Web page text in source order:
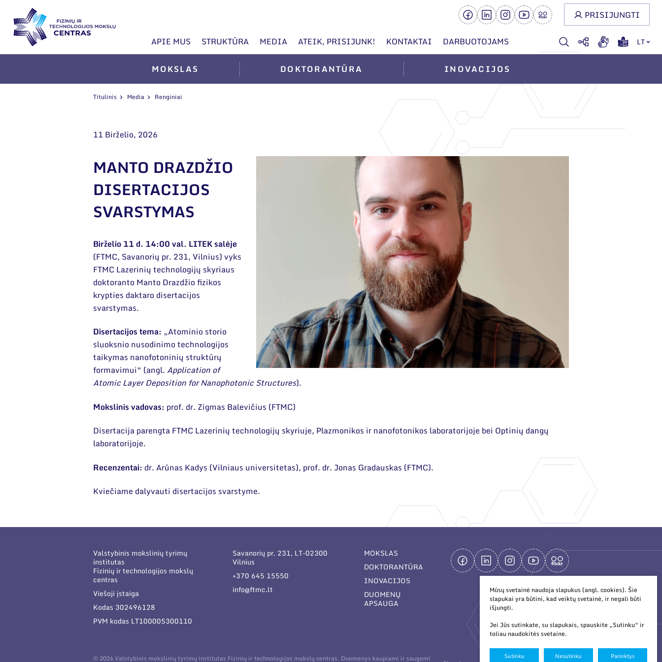
APIE MUS STRUKTŪRA MEDIA ATEIK, PRISIJUNK! KONTAKTAI DARBUOTOJAMS LT
PRISIJUNGTI
MOKSLAS DOKTORANTŪRA INOVACIJOS
Titulinis Media Renginiai
11 Birželio, 2026
MANTO DRAZDŽIO
DISERTACIJOS
SVARSTYMAS
Birželio 11 d. 14:00 val. LITEK salėje
(FTMC, Savanorių pr. 231, Vilnius) vyks
FTMC Lazerinių technologijų skyriaus
doktoranto Manto Drazdžio fizikos
krypties daktaro disertacijos
svarstymas.
Disertacijos tema: „Atominio storio
sluoksnio nusodinimo technologijos
taikymas nanofotoninių struktūrų
formavimui“ (angl. Application of
Atomic Layer Deposition for Nanophotonic Structures).
Mokslinis vadovas: prof. dr. Zigmas Balevičius (FTMC)
Disertacija parengta FTMC Lazerinių technologijų skyriuje, Plazmonikos ir nanofotonikos laboratorijoje bei Optinių dangų
laboratorijoje.
Recenzentai: dr. Arūnas Kadys (Vilniaus universitetas), prof. dr. Jonas Gradauskas (FTMC).
Kviečiame dalyvauti disertacijos svarstyme.
Valstybinis mokslinių tyrimų
institutas
Fizinių ir technologijos mokslų
centras
Viešoji įstaiga
Kodas 302496128
PVM kodas LT100005300110
Savanorių pr. 231, LT-02300
Vilnius
+370 645 15550
info@ftmc.lt
MOKSLAS
DOKTORANTŪRA
INOVACIJOS
DUOMENŲ
APSAUGA
© 2026 Valstybinis mokslinių tyrimų institutas Fizinių ir technologijos mokslų centras. Duomenys kaupiami ir saugomi Duomenų
Mūsų svetainė naudoja slapukus (angl. cookies). Šie
slapukai yra būtini, kad veiktų svetainė, ir negali būti
išjungti.
Jei Jūs sutinkate, su slapukais, spauskite „Sutinku“ ir
toliau naudokitės svetaine.
Sutinku Nesutinku Parinktys